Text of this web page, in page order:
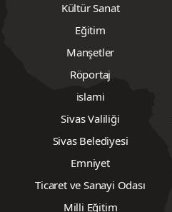
Kültür Sanat
Eğitim
Manşetler
Röportaj
islami
Sivas Valiliği
Sivas Belediyesi
Emniyet
Ticaret ve Sanayi Odası
Milli Eğitim